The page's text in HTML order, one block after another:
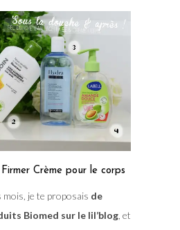
Crème pour le corps
mois, je te proposais de
Biomed sur le lil’blog, et